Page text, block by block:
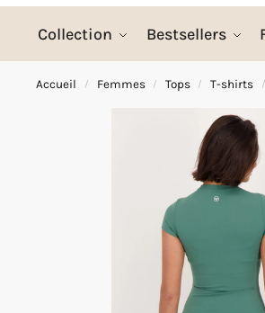
Collection Bestsellers
Accueil / Femmes / Tops / T-shirts /